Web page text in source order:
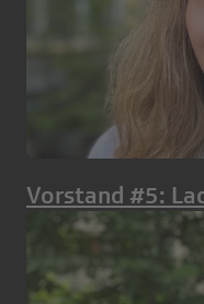
Vorstand #5: